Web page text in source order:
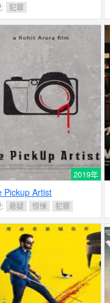
犯罪
2019年
Pickup Artist
悬疑 惊悚 犯罪